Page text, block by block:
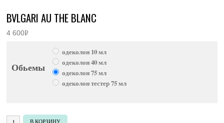
BVLGARI AU THE BLANC
4 600Р
Обьемы
одеколон 10 мл
одеколон 40 мл
одеколон 75 мл
одеколон тестер 75 мл
Количество товара Bvlgari Au The Blanc
В КОРЗИНУ